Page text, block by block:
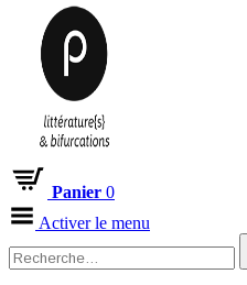
Panier 0
Activer le menu